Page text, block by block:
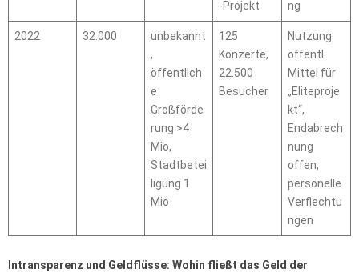
-Projekt
ng
2022 32.000
unbekannt
,
öffentlich
e
Großförde
rung >4
Mio,
Stadtbetei
ligung 1
Mio
125
Konzerte,
22.500
Besucher
Nutzung
öffentl.
Mittel für
„Eliteproje
kt“,
Endabrech
nung
offen,
personelle
Verflechtu
ngen
Intransparenz und Geldflüsse: Wohin fließt das Geld der